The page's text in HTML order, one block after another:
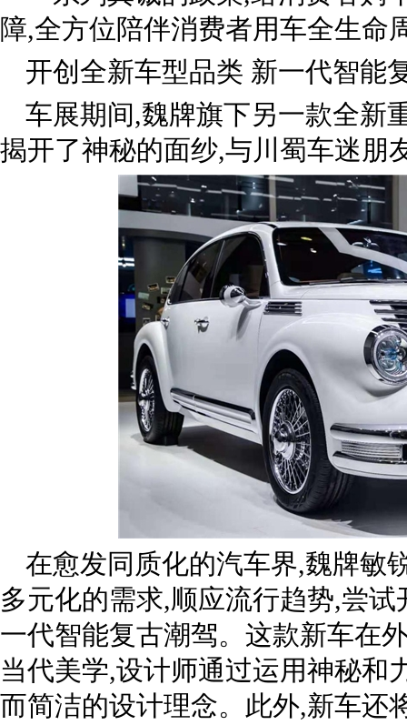
障,全方位陪伴消费者用车全生命
开创全新车型品类 新一代智能
车展期间,魏牌旗下另一款全新
揭开了神秘的面纱,与川蜀车迷朋
在愈发同质化的汽车界,魏牌敏
多元化的需求,顺应流行趋势,尝
一代智能复古潮驾。这款新车在
当代美学,设计师通过运用神秘和
而简洁的设计理念。此外,新车还